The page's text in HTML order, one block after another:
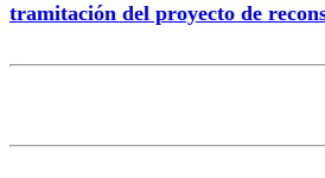
tramitación del proyecto de